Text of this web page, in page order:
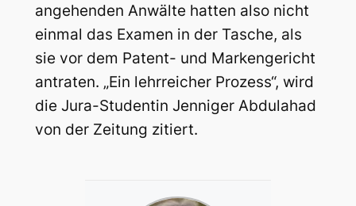
angehenden Anwälte hatten also nicht
einmal das Examen in der Tasche, als
sie vor dem Patent- und Markengericht
antraten. „Ein lehrreicher Prozess“, wird
die Jura-Studentin Jenniger Abdulahad
von der Zeitung zitiert.